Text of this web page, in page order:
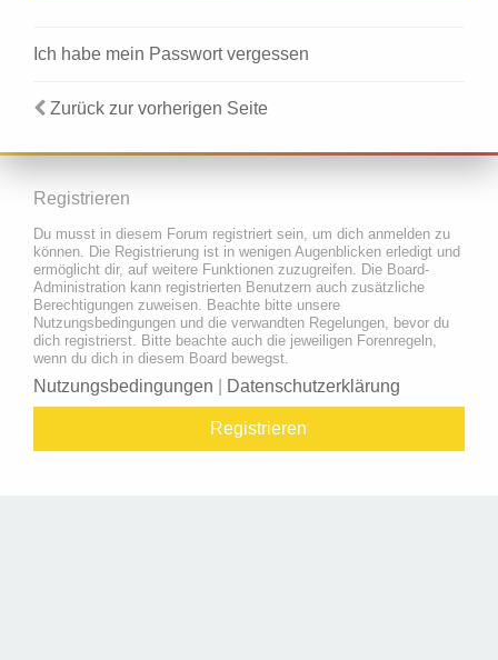
Ich habe mein Passwort vergessen
Zurück zur vorherigen Seite
Registrieren
Du musst in diesem Forum registriert sein, um dich anmelden zu
können. Die Registrierung ist in wenigen Augenblicken erledigt und
ermöglicht dir, auf weitere Funktionen zuzugreifen. Die Board-
Administration kann registrierten Benutzern auch zusätzliche
Berechtigungen zuweisen. Beachte bitte unsere
Nutzungsbedingungen und die verwandten Regelungen, bevor du
dich registrierst. Bitte beachte auch die jeweiligen Forenregeln,
wenn du dich in diesem Board bewegst.
Nutzungsbedingungen Datenschutzerklärung
Registrieren